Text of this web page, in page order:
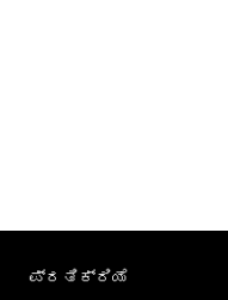
ಪ್ರತಿಕ್ರಿಯೆ